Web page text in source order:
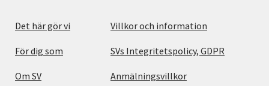
Det här gör vi
För dig som
Om SV
Villkor och information
SVs Integritetspolicy, GDPR
Anmälningsvillkor